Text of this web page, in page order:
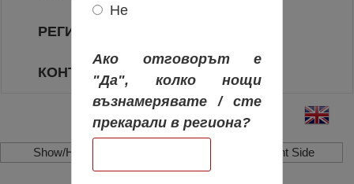
РЕГИОНИ
КОНТАКТИ
Show/Hide Left Side Show/Hide Right Side
Не
Ако отговорът е
"Да", колко нощи
възнамерявате / сте
прекарали в региона?